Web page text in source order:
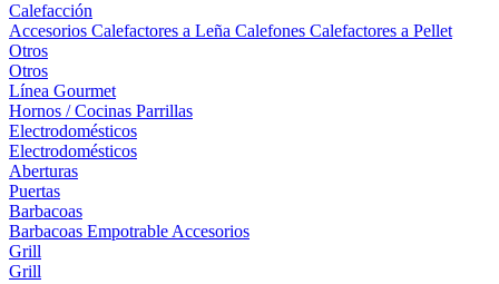
Calefacción
Accesorios Calefactores a Leña Calefones Calefactores a Pellet
Otros
Otros
Línea Gourmet
Hornos / Cocinas Parrillas
Electrodomésticos
Electrodomésticos
Aberturas
Puertas
Barbacoas
Barbacoas Empotrable Accesorios
Grill
Grill